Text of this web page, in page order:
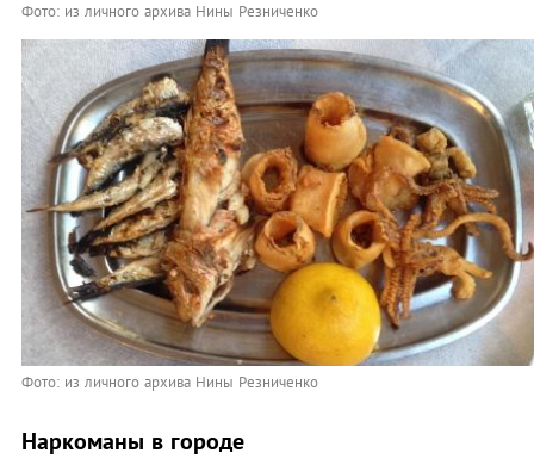
Фото: из личного архива Нины Резниченко
Фото: из личного архива Нины Резниченко
Наркоманы в городе